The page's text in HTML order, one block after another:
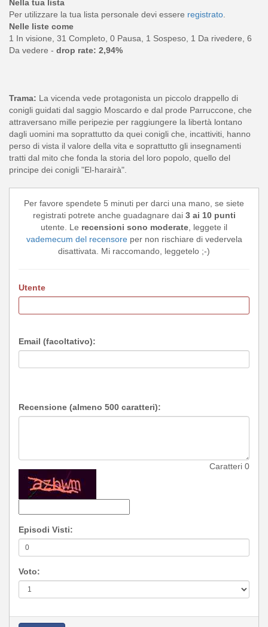
Nella tua lista
Per utilizzare la tua lista personale devi essere registrato
Nelle liste come
1 In visione, 31 Completo, 0 Pausa, 1 Sospeso, 1 Da rivedere, 6
Da vedere - drop rate: 2,94%
Trama: La vicenda vede protagonista un piccolo drappello di
conigli guidati dal saggio Moscardo e dal prode Parruccone, che
attraversano mille peripezie per raggiungere la libertà lontano
dagli uomini ma soprattutto da quei conigli che, incattiviti, hanno
perso di vista il valore della vita e soprattutto gli insegnamenti
tratti dal mito che fonda la storia del loro popolo, quello del
principe dei conigli "El-harairà".
Per favore spendete 5 minuti per darci una mano, se siete
registrati potrete anche guadagnare dai 3 ai 10 punti
utente. Le recensioni sono moderate , leggete il
vademecum del recensoreper non rischiare di vedervela
disattivata. Mi raccomando, leggetelo ;-)
Utente
Email (facoltativo):
Recensione (almeno 500 caratteri):
Caratteri 0
Episodi Visti:
Voto: